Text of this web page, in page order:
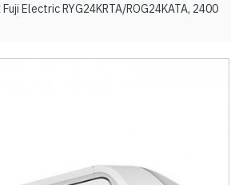
Electric RYG24KRTA/ROG24KATA, 2400